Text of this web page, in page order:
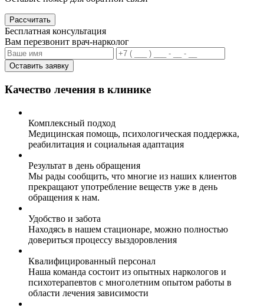
Рассчитать
Бесплатная консультация
Вам перезвонит врач-нарколог
Оставить заявку
Качество лечения в клинике
Комплексный подход
Медицинская помощь, психологическая поддержка,
реабилитация и социальная адаптация
Результат в день обращения
Мы рады сообщить, что многие из наших клиентов
прекращают употребление веществ уже в день
обращения к нам.
Удобство и забота
Находясь в нашем стационаре, можно полностью
довериться процессу выздоровления
Квалифицированный персонал
Наша команда состоит из опытных наркологов и
психотерапевтов с многолетним опытом работы в
области лечения зависимости